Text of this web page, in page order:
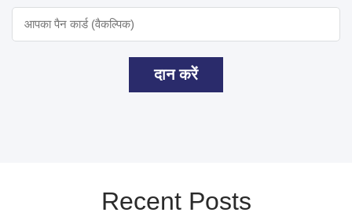
दान करें
Recent Posts